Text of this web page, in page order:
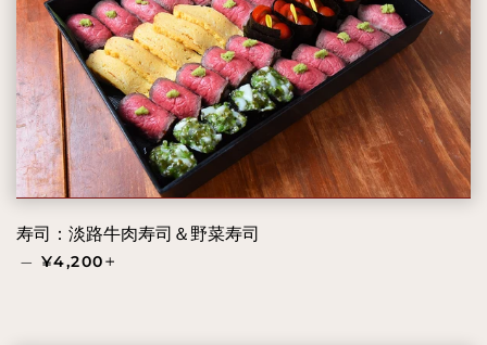
寿司：淡路牛肉寿司＆野菜寿司
— 通常価格
¥4,200